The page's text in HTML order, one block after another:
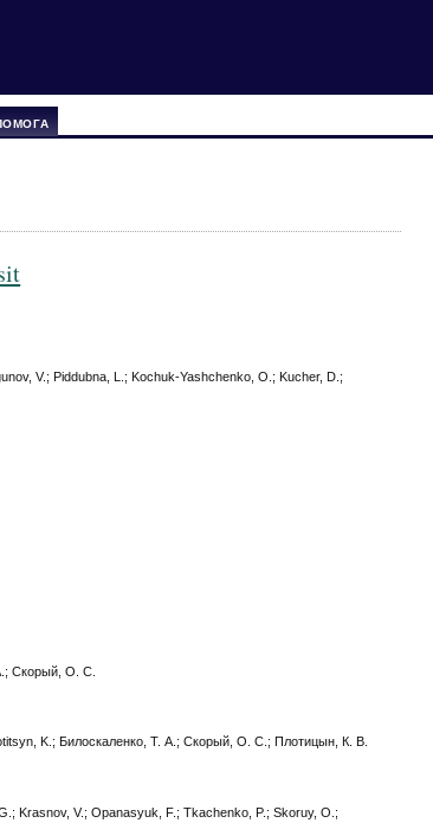
V.; Piddubna, L.; Kochuk-Yashchenko, O.; Kucher, D.;
Скорый, О. С.
K.; Билоскаленко, Т. А.; Скорый, О. С.; Плотицын, К. В.
Krasnov, V.; Opanasyuk, F.; Tkachenko, P.; Skoruy, O.;